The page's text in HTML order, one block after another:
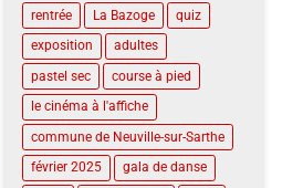
rentrée La Bazoge
quiz
exposition
adultes
pastel sec
course à pied
le cinéma à l'affiche
commune de Neuville-sur-Sarthe
février 2025
gala de danse